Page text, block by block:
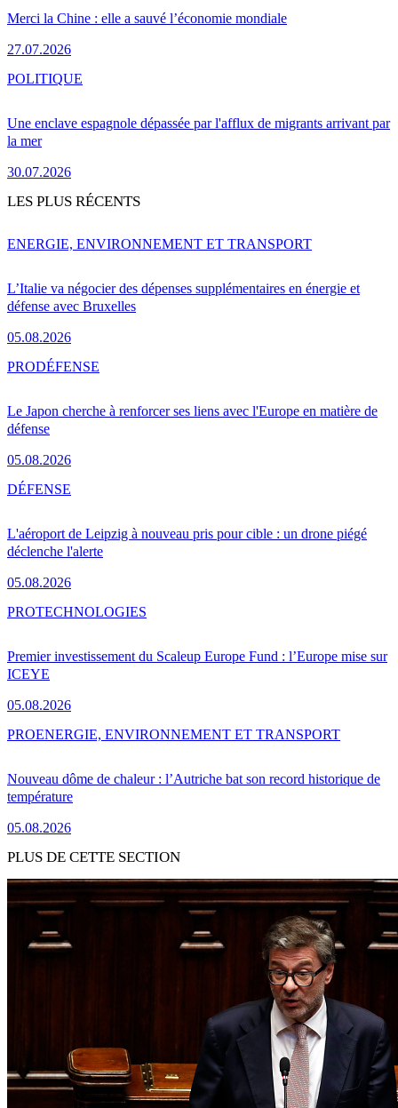
Merci la Chine : elle a sauvé l’économie mondiale
27.07.2026
Une enclave espagnole dépassée par l'afflux de migrants arrivant par
la mer
30.07.2026
POLITIQUE
LES PLUS RÉCENTS
L’Italie va négocier des dépenses supplémentaires en énergie et
défense avec Bruxelles
05.08.2026
ENERGIE, ENVIRONNEMENT ET TRANSPORT
Le Japon cherche à renforcer ses liens avec l'Europe en matière de
défense
05.08.2026
PRODÉFENSE
L'aéroport de Leipzig à nouveau pris pour cible : un drone piégé
déclenche l'alerte
05.08.2026
DÉFENSE
Premier investissement du Scaleup Europe Fund : l’Europe mise sur
ICEYE
05.08.2026
PROTECHNOLOGIES
Nouveau dôme de chaleur : l’Autriche bat son record historique de
température
05.08.2026
PROENERGIE, ENVIRONNEMENT ET TRANSPORT
PLUS DE CETTE SECTION